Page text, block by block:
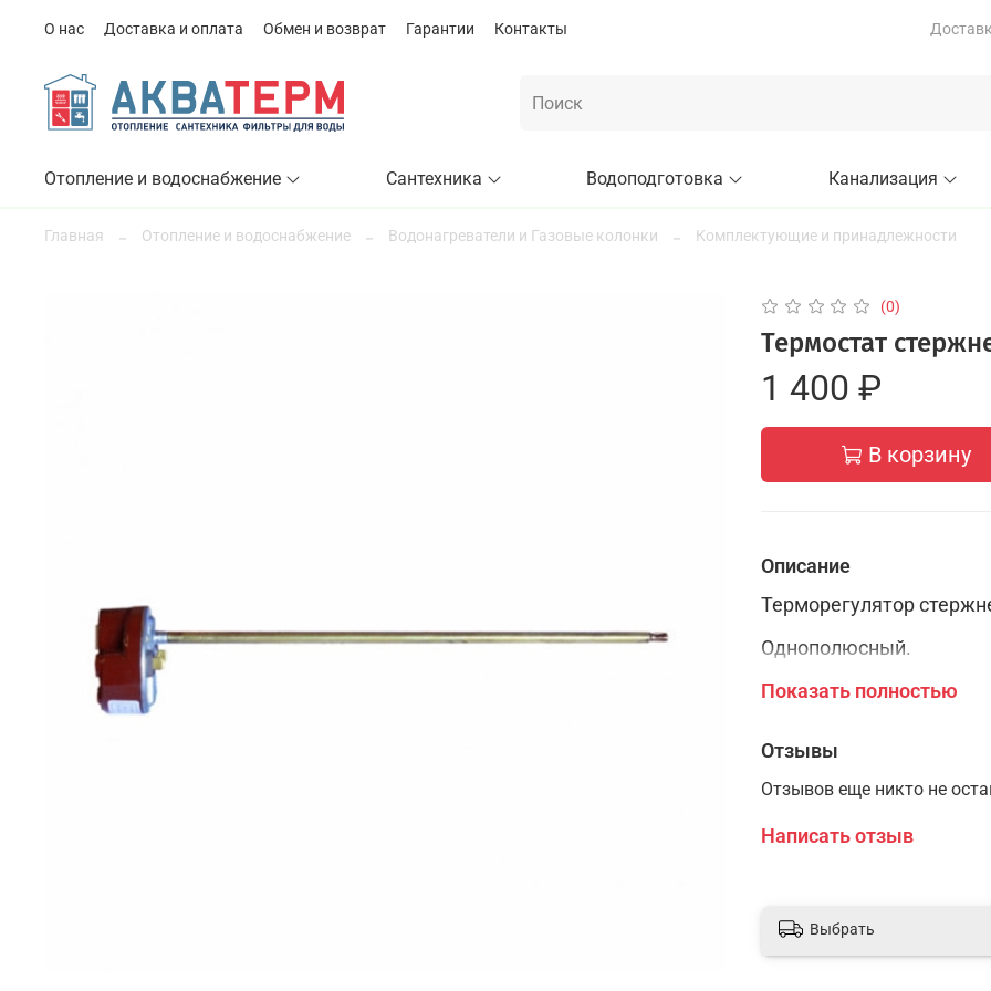
О нас Доставка и оплата Обмен и возврат Гарантии Контакты
Отопление и водоснабжение Сантехника Водоподготовка Канализация
Главная Отопление и водоснабжение Водонагреватели и Газовые колонки Комплектующие и принадлежности
(0)
Термостат
1 400 ₽
В корзину
Описание
Терморегулятор
Однополюсный.
Диапазон регулировки
10A 400V.
Показать полностью
Отзывы
Отзывов еще никто не
Написать отзыв
Выбрать